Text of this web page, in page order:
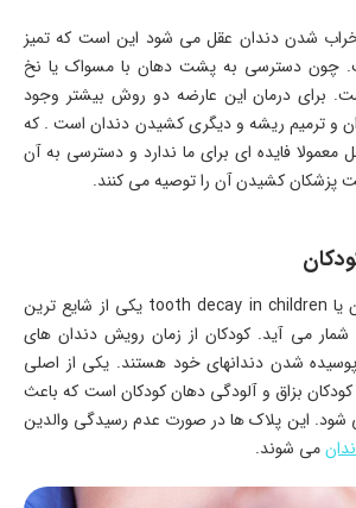
شدن دندان عقل می شود این است که تمیز
چون دسترسی به پشت دهان با مسواک یا نخ
برای درمان این عارضه دو روش بیشتر وجود
و ترمیم ریشه و دیگری کشیدن دندان است . که
معمولا فایده ای برای ما ندارد و دسترسی به آن
پزشکان کشیدن آن را توصیه می کنند.
پوسیدگی دندان کودکان یا tooth decay in children یکی از شایع‌ ترین
شمار می‌ آید. کودکان از زمان رویش دندان های
شدن دندانهای خود هستند. یکی از اصلی
بزاق و آلودگی دهان کودکان است که باعث
شود. این پلاک ها در صورت عدم رسیدگی والدین
می شوند.